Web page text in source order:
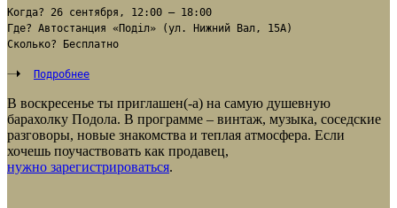
Когда? 26 сентября, 12:00 – 18:00
Где? Автостанция «Поділ» (ул. Нижний Вал, 15А)
Сколько? Бесплатно
Подробнее
В воскресенье ты приглашен(-а) на самую душевную
барахолку Подола. В программе – винтаж, музыка, соседские
разговоры, новые знакомства и теплая атмосфера. Если
хочешь поучаствовать как продавец,
нужно зарегистрироваться.